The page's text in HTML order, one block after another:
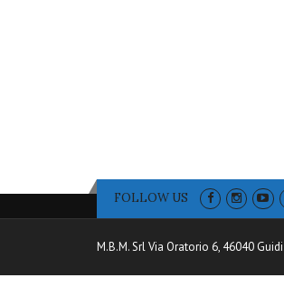
FOLLOW US
M.B.M. Srl Via Oratorio 6, 46040